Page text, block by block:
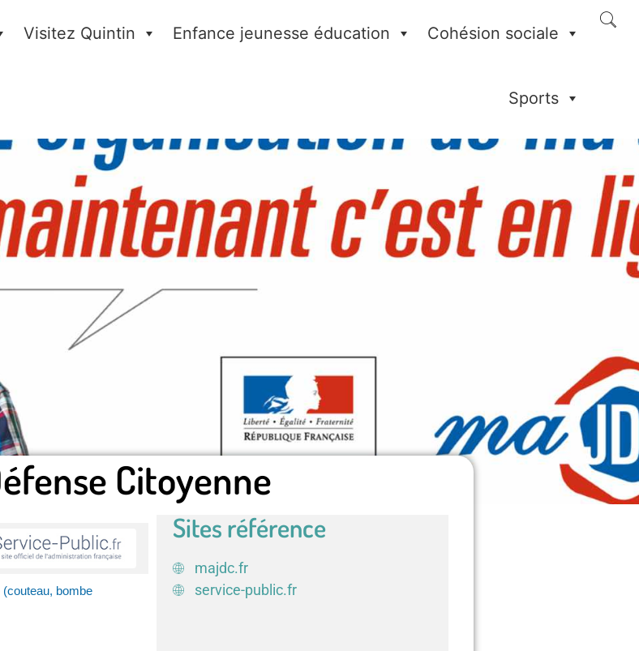
Visitez Quintin Enfance jeunesse éducation Cohésion sociale
Sports
Citoyenne
bombe
Sites référence
majdc.fr
service-public.fr